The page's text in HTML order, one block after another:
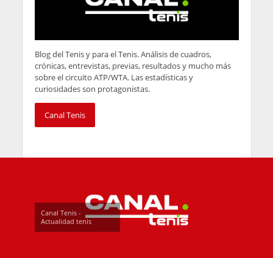
Blog del Tenis y para el Tenis. Análisis de cuadros,
crónicas, entrevistas, previas, resultados y mucho más
sobre el circuito ATP/WTA. Las estadísticas y
curiosidades son protagonistas.
Canal Tenis
Canal Tenis -
Actualidad tenis